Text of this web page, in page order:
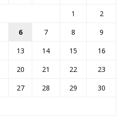
1
2
6 7 8
9
13 14 15
16
20 21 22
23
27 28 29
30